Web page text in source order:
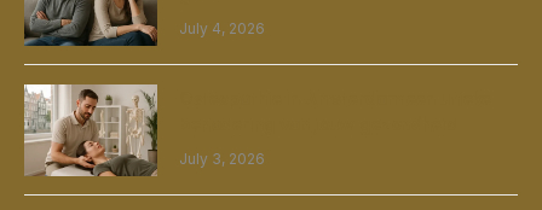
July 4, 2026
July 3, 2026